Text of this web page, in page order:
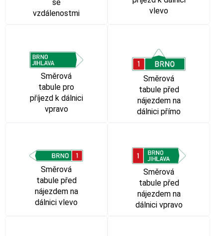
se
vzdálenostmi
vlevo
Směrová
tabule pro
příjezd k dálnici
vpravo
Směrová
tabule před
nájezdem na
dálnici přímo
Směrová
tabule před
nájezdem na
dálnici vlevo
Směrová
tabule před
nájezdem na
dálnici vpravo